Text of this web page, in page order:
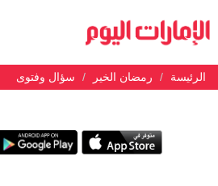
الرئيسة رمضان الخير سؤال وفتوى